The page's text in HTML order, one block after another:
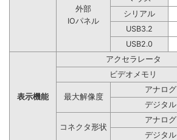
外部
IOパネル
シリアル
USB3.2
USB2.0
表示機能
アクセラレータ
ビデオメモリ
最大解像度
アナログ
デジタル
コネクタ形状
アナログ
デジタル